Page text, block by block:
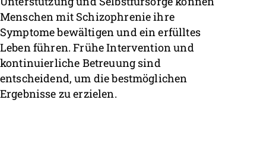
Menschen mit Schizophrenie ihre
Symptome bewältigen und ein erfülltes
Leben führen. Frühe Intervention und
kontinuierliche Betreuung sind
entscheidend, um die bestmöglichen
Ergebnisse zu erzielen.